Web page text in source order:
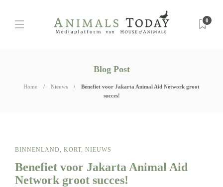
0
Blog Post
Home Nieuws
Benefiet voor Jakarta Animal Aid Network groot
succes!
BINNENLAND, KORT, NIEUWS
Benefiet voor Jakarta Animal Aid
Network groot succes!